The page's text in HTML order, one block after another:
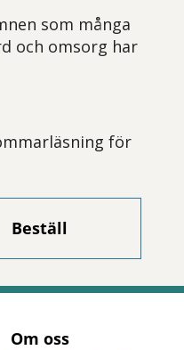
som många
och omsorg har
för
Beställ
Om oss